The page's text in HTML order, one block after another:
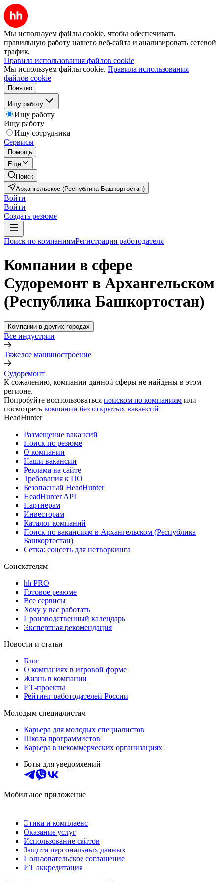
Мы используем файлы cookie, чтобы обеспечивать
правильную работу нашего веб-сайта и анализировать сетевой
трафик.
Правила использования файлов cookie
Мы используем файлы cookie. Правила использования
файлов cookie
Понятно
Ищу работу
Ищу работу
Ищу работу
Ищу сотрудника
Сервисы
Помощь
Ещё
Поиск
Архангельское (Республика Башкортостан)
Войти
Войти
Создать резюме
Поиск по компаниямРегистрация работодателя
Компании в сфере
Судоремонт в Архангельском
(Республика Башкортостан)
Компании в других городах
Все индустрии
Тяжелое машиностроение
Судоремонт
К сожалению, компании данной сферы не найдены в этом
регионе.
Попробуйте воспользоваться поиском по компаниям или
посмотреть компании без открытых вакансий
HeadHunter
Размещение вакансий
Поиск по резюме
О компании
Наши вакансии
Реклама на сайте
Требования к ПО
Безопасный HeadHunter
HeadHunter API
Партнерам
Инвесторам
Каталог компаний
Поиск по вакансиям в Архангельском (Республика
Башкортостан)
Сетка: соцсеть для нетворкинга
Соискателям
hh PRO
Готовое резюме
Все сервисы
Хочу у вас работать
Производственный календарь
Экспертная рекомендация
Новости и статьи
Блог
О компаниях в игровой форме
Жизнь в компании
ИТ-проекты
Рейтинг работодателей России
Молодым специалистам
Карьера для молодых специалистов
Школа программистов
Карьера в некоммерческих организациях
Боты для уведомлений
Мобильное приложение
Этика и комплаенс
Оказание услуг
Использование сайтов
Защита персональных данных
Пользовательское соглашение
ИТ аккредитация